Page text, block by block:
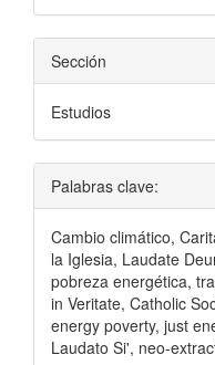
Sección
Estudios
Palabras clave:
Cambio climático,
la Iglesia, Laudate
pobreza energética,
in Veritate, Catholic
energy poverty, just
Laudato Si', neo-